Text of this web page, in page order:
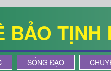
TỊNH
SỐNG ĐẠO